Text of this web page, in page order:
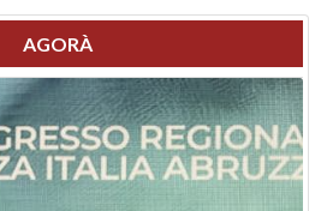
AGORÀ